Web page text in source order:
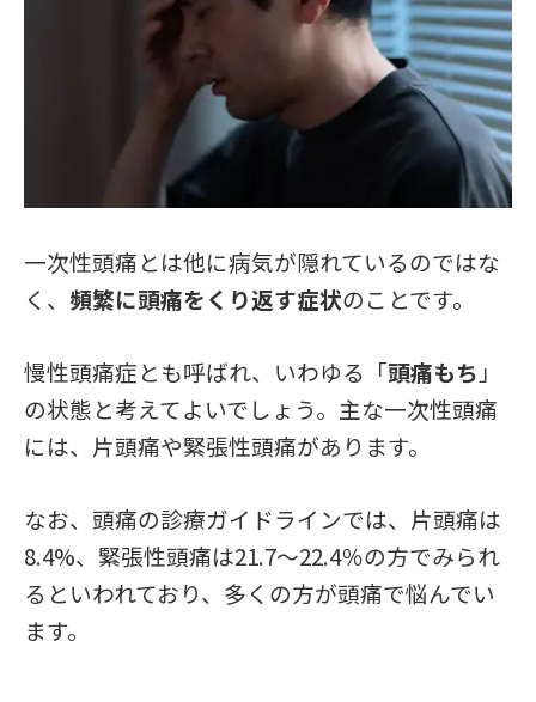
一次性頭痛とは他に病気が隠れているのではな
く、 頻繁に頭痛をくり返す症状のことです。
慢性頭痛症とも呼ばれ、いわゆる「頭痛もち 」
の状態と考えてよいでしょう。主な一次性頭痛
には、片頭痛や緊張性頭痛があります。
なお、頭痛の診療ガイドラインでは、片頭痛は
8.4%、緊張性頭痛は21.7～22.4％の方でみられ
るといわれており、多くの方が頭痛で悩んでい
ます。